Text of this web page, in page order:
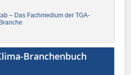
– Das Fachmedium der TGA-
Branche
Branchenbuch